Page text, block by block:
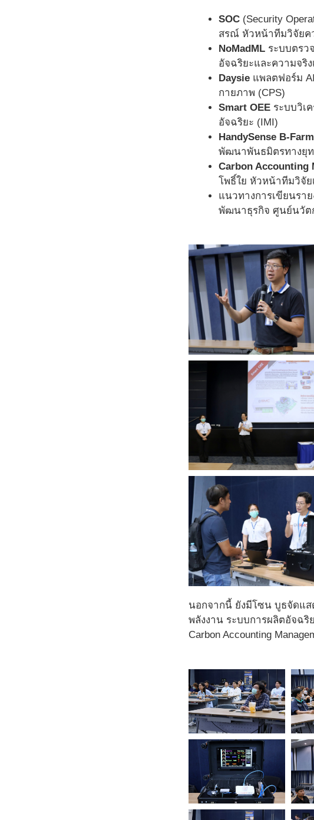
SOC (Security
สรณ์ หัวหน้าทีมวิจัยค
NoMadML ระบบตร
อัจฉริยะและความจริ
Daysie แพลตฟอร์ม
กายภาพ (CPS)
Smart OEE ระบบวิเ
อัจฉริยะ (IMI)
HandySense B-Farm
พัฒนาพันธมิตรทางยุท
Carbon Accounting
โพธิ์ใย หัวหน้าทีมวิจั
แนวทางการเขียนรา
พัฒนาธุรกิจ ศูนย์นวัต
นอกจากนี้ ยังมีโซน บูธจัดแส
พลังงาน ระบบการผลิตอัจฉริ
Carbon Accounting